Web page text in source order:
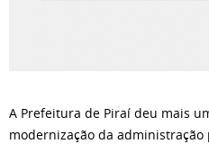
A Prefeitura de Piraí deu mais
modernização da